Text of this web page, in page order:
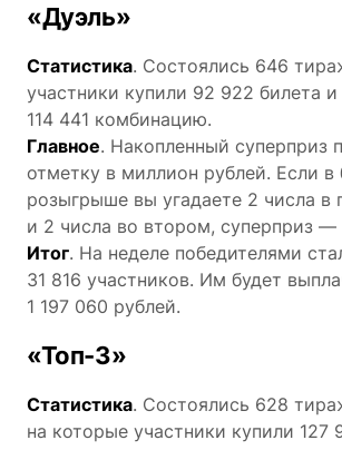
«Дуэль»
Статистика. Состоялись 646
участники купили 92 922 билета
114 441 комбинацию.
Главное. Накопленный суперприз
отметку в миллион рублей. Если
розыгрыше вы угадаете 2 числа в
и 2 числа во втором, суперприз —
Итог. На неделе победителями
31 816 участников. Им будет
1 197 060 рублей.
«Топ-3»
Статистика. Состоялись 628
на которые участники купили 127